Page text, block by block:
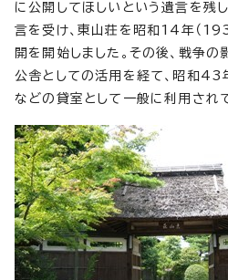
に公開してほしいという遺言を残
言を受け、東山荘を昭和14年（
開を開始しました。その後、戦争
公舎としての活用を経て、昭和43
などの貸室として一般に利用され